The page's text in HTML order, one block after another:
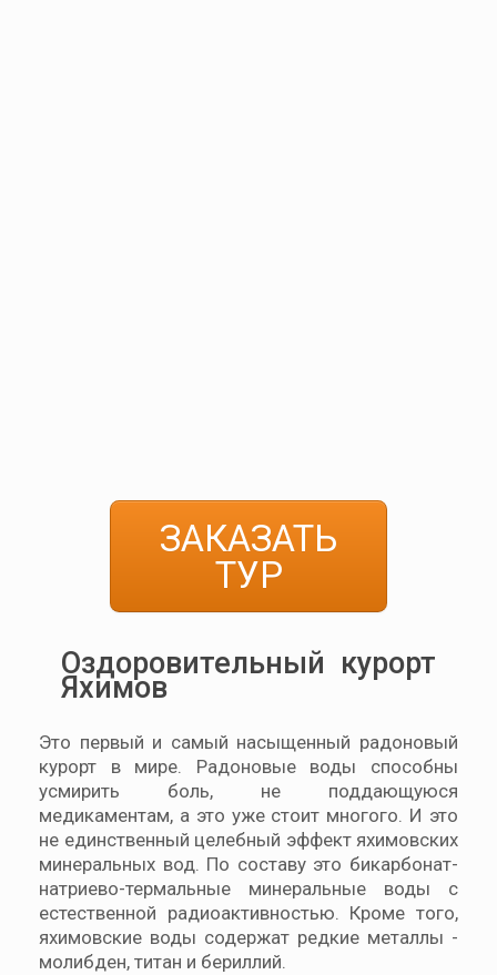
ЗАКАЗАТЬ
ТУР
Оздоровительный курорт
Яхимов
Это первый и самый насыщенный радоновый
курорт в мире. Радоновые воды способны
усмирить боль, не поддающуюся
медикаментам, а это уже стоит многого. И это
не единственный целебный эффект яхимовских
минеральных вод. По составу это бикарбонат-
натриево-термальные минеральные воды с
естественной радиоактивностью. Кроме того,
яхимовские воды содержат редкие металлы -
молибден, титан и бериллий.